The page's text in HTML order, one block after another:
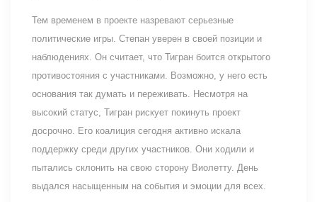
Тем временем в проекте назревают серьезные
политические игры. Степан уверен в своей позиции и
наблюдениях. Он считает, что Тигран боится открытого
противостояния с участниками. Возможно, у него есть
основания так думать и переживать. Несмотря на
высокий статус, Тигран рискует покинуть проект
досрочно. Его коалиция сегодня активно искала
поддержку среди других участников. Они ходили и
пытались склонить на свою сторону Виолетту. День
выдался насыщенным на события и эмоции для всех.